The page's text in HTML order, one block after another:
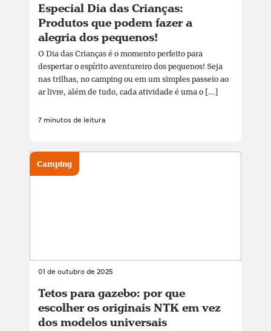
Especial Dia das Crianças:
Produtos que podem fazer a
alegria dos pequenos!
O Dia das Crianças é o momento perfeito para
despertar o espírito aventureiro dos pequenos! Seja
nas trilhas, no camping ou em um simples passeio ao
ar livre, além de tudo, cada atividade é uma o [...]
7 minutos de leitura
01 de outubro de 2025
Tetos para gazebo: por que
escolher os originais NTK em vez
dos modelos universais
Camping